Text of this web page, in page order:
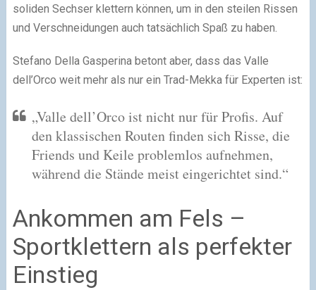
soliden Sechser klettern können, um in den steilen Rissen
und Verschneidungen auch tatsächlich Spaß zu haben.
Stefano Della Gasperina betont aber, dass das Valle
dell’Orco weit mehr als nur ein Trad-Mekka für Experten ist:
„Valle dell’Orco ist nicht nur für Profis. Auf
den klassischen Routen finden sich Risse, die
Friends und Keile problemlos aufnehmen,
während die Stände meist eingerichtet sind.“
Ankommen am Fels –
Sportklettern als perfekter
Einstieg